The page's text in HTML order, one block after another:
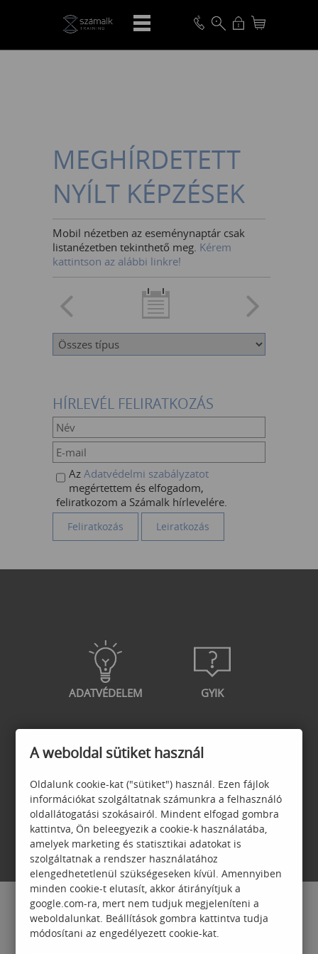
VISSZA
MEGHÍRDETETT
NYÍLT KÉPZÉSEK
Mobil nézetben az eseménynaptár csak
listanézetben tekinthető meg. Kérem
kattintson az alábbi linkre!
HÍRLEVÉL FELIRATKOZÁS
Az Adatvédelmi szabályzatot
megértettem és elfogadom,
feliratkozom a Számalk hírlevelére.
ADATVÉDELEM GYIK
GARANCIA
JELENTKEZÉSI
FELTÉTELEK
A weboldal sütiket használ
Oldalunk cookie-kat ("sütiket") használ. Ezen fájlok
információkat szolgáltatnak számunkra a felhasználó
oldallátogatási szokásairól. Mindent elfogad gombra
kattintva, Ön beleegyezik a cookie-k használatába,
amelyek marketing és statisztikai adatokat is
szolgáltatnak a rendszer használatához
elengedhetetlenül szükségeseken kívül. Amennyiben
minden cookie-t elutasít, akkor átirányítjuk a
google.com-ra, mert nem tudjuk megjeleníteni a
weboldalunkat. Beállítások gombra kattintva tudja
módosítani az engedélyezett cookie-kat.